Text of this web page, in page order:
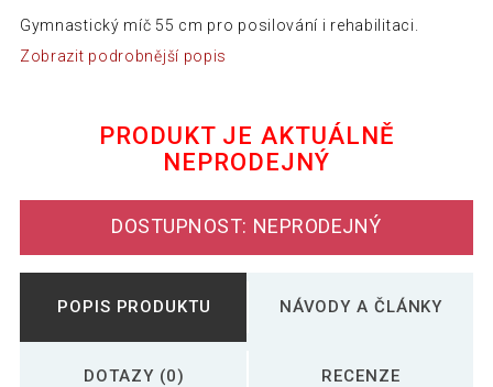
Gymnastický míč 55 cm pro posilování i rehabilitaci.
Zobrazit podrobnější popis
PRODUKT JE AKTUÁLNĚ
NEPRODEJNÝ
DOSTUPNOST: NEPRODEJNÝ
POPIS PRODUKTU NÁVODY A ČLÁNKY
DOTAZY (0) RECENZE